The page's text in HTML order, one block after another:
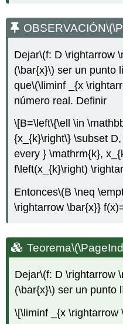
OBSERVACIÓN
Dejar\(f: D \rightarrow
(\bar{x}\) ser un punto
que\(\liminf _{x
número real. Definir
\[B=\left\{\ell \in
{x_{k}\right\} \subset
every } \mathrm{k},
f\left(x_{k}\right)
Entonces\(B \neq
\rightarrow \bar{x}}
Teorema
Dejar\(f: D \rightarrow
(\bar{x}\) ser un punto
\[\liminf _{x \rightarrow